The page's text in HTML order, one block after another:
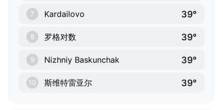
7 Kardailovo 39°
8 罗格对数 39°
9 Nizhniy Baskunchak 39°
10 斯维特雷亚尔 39°